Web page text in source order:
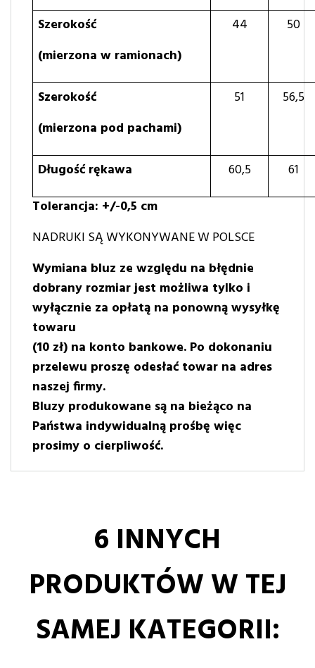
Szerokość
(mierzona w ramionach)
44 50
Szerokość
(mierzona pod pachami)
51 56,5
Długość rękawa 60,5
61
Tolerancja: +/-0,5 cm
NADRUKI SĄ WYKONYWANE W POLSCE
Wymiana bluz ze względu na błędnie
dobrany rozmiar jest możliwa tylko i
wyłącznie za opłatą na ponowną wysyłkę
towaru
(10 zł) na konto bankowe. Po dokonaniu
przelewu proszę odesłać towar na adres
naszej firmy.
Bluzy produkowane są na bieżąco na
Państwa indywidualną prośbę więc
prosimy o cierpliwość.
6 INNYCH
PRODUKTÓW W TEJ
SAMEJ KATEGORII: